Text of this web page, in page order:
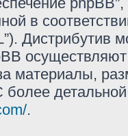
в
Дистрибутив
материалы,
более
.